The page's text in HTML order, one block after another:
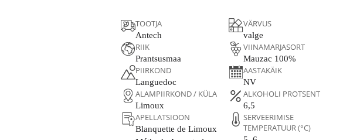
TOOTJA
Antech
RIIK
Prantsusmaa
PIIRKOND
Languedoc
ALAMPIIRKOND / KÜLA
Limoux
APELLATSIOON
Blanquette de Limoux
VÄRVUS
valge
VIINAMARJASORT
Mauzac 100%
AASTAKÄIK
NV
ALKOHOLI PROTSENT
6,5
SERVEERIMISE
TEMPERATUUR (°C)